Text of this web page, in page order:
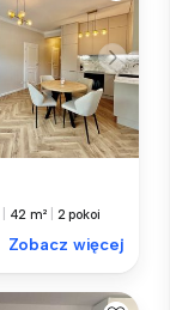
42 m² 2 pokoi
Zobacz więcej